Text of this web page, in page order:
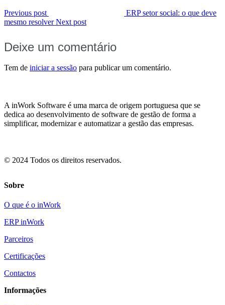
Previous post
ERP setor social: o que deve
mesmo resolverNext post
Deixe um comentário
Tem de iniciar a sessão para publicar um comentário.
A inWork Software é uma marca de origem portuguesa que se
dedica ao desenvolvimento de software de gestão de forma a
simplificar, modernizar e automatizar a gestão das empresas.
© 2024 Todos os direitos reservados.
Sobre
O que é o inWork
ERP inWork
Parceiros
Certificações
Contactos
Informações